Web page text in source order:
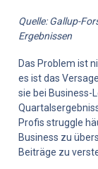
Quelle: Gallup-
Ergebnissen
Das Problem ist
es ist das
sie bei Business-
Profis struggle
Business zu
Beiträge zu